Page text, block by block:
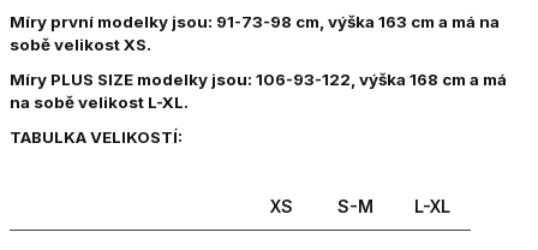
Míry první modelky jsou: 91-73-98 cm, výška 163 cm a má na
sobě velikost XS.
Míry PLUS SIZE modelky jsou: 106-93-122, výška 168 cm a má
na sobě velikost L-XL.
TABULKA VELIKOSTÍ:
XS S-M L-XL